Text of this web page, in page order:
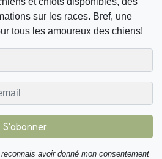
sur les races. Bref, une
tous les amoureux des chiens!
S'abonner
avoir donné mon consentement